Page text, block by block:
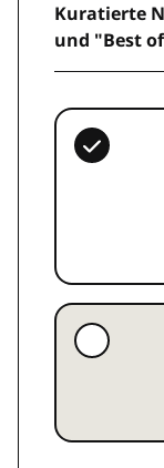
Kuratierte
und "Best